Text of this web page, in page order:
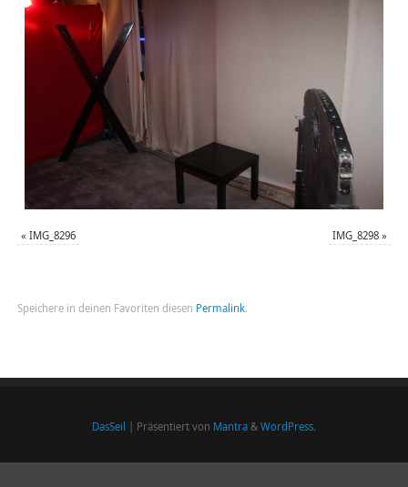
« IMG_8296 IMG_8298 »
Speichere in deinen Favoriten diesen Permalink.
DasSeil | Präsentiert von Mantra & WordPress.